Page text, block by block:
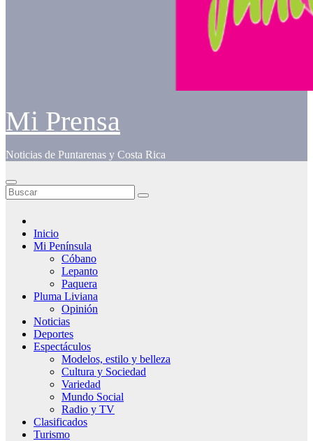
Mi Prensa
Noticias de Puntarenas y Costa Rica
Inicio
Mi Península
Cóbano
Lepanto
Paquera
Pluma Liviana
Opinión
Noticias
Deportes
Espectáculos
Modelos, estilo y belleza
Cultura y Sociedad
Variedad
Mundo Social
Radio y TV
Clasificados
Turismo